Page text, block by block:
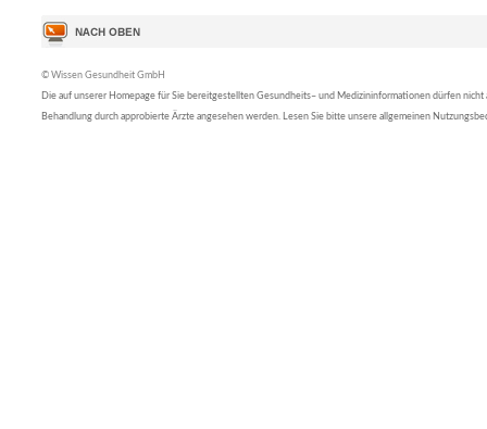
© Wissen Gesundheit GmbH
Die auf unserer Homepage für Sie bereitgestellten Gesundheits– und Medizininformationen dürfen nicht
Behandlung durch approbierte Ärzte angesehen werden. Lesen Sie bitte unsere allgemeinen